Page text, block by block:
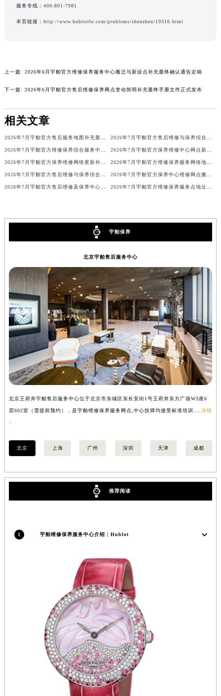
服务专线： 400-801-7981
本页链接： http://www.hublotfw.com/problems/shenzhen/19316.html
上一篇: 2026年6月宇舶官方维修保养服务中心搬迁与新设点补充最终确认通告定稿
下一篇: 2026年6月宇舶官方售后维修保养网点变动简明补充最终手册文件正式发布
相关文章
宇舶保养
北京宇舶售后服务中心
北京王府井宇舶售后服务中心位于北京市东城区东长安街1号王府井东方广场W3座6
层602室（需提前预约），是宇舶维修保养服务网点,中心技师均接受标准培训.... 详情
>
北京 上海 广州 深圳 天津 成都
推荐阅读
1 宇舶维修保养服务中心介绍 | Hublot